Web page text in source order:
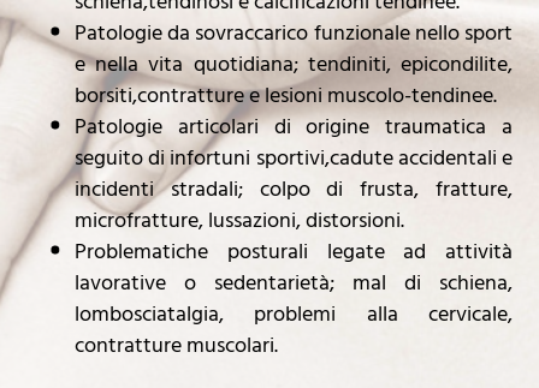
Patologie da sovraccarico funzionale nello sport
e nella vita quotidiana; tendiniti, epicondilite,
borsiti,contratture e lesioni muscolo-tendinee.
Patologie articolari di origine traumatica a
seguito di infortuni sportivi,cadute accidentali e
incidenti stradali; colpo di frusta, fratture,
microfratture, lussazioni, distorsioni.
Problematiche posturali legate ad attività
lavorative o sedentarietà; mal di schiena,
lombosciatalgia, problemi alla cervicale,
contratture muscolari.